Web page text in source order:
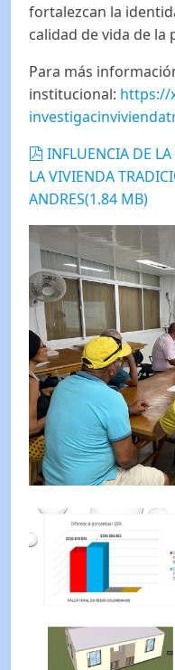
fortalezcan la
calidad de vida de la
Para más
institucional: https://
pdf
INFLUENCIA DE
LA VIVIENDA
ANDRES(1.84 MB)